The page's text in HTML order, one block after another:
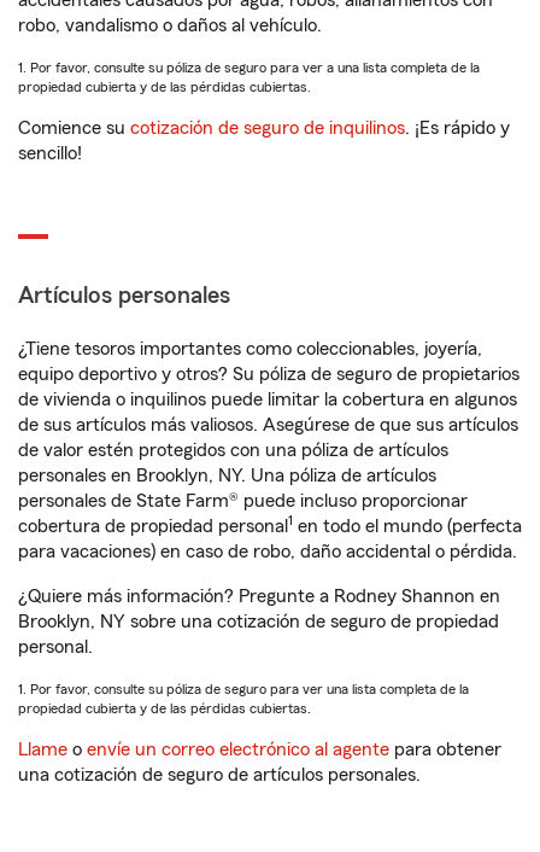
robo, vandalismo o daños al vehículo.
1. Por favor, consulte su póliza de seguro para ver a una lista completa de la
propiedad cubierta y de las pérdidas cubiertas.
Comience su cotización de seguro de inquilinos. ¡Es rápido y
sencillo!
Artículos personales
¿Tiene tesoros importantes como coleccionables, joyería,
equipo deportivo y otros? Su póliza de seguro de propietarios
de vivienda o inquilinos puede limitar la cobertura en algunos
de sus artículos más valiosos. Asegúrese de que sus artículos
de valor estén protegidos con una póliza de artículos
personales en Brooklyn, NY. Una póliza de artículos
personales de State Farm® puede incluso proporcionar
cobertura de propiedad personal 1 en todo el mundo (perfecta
para vacaciones) en caso de robo, daño accidental o pérdida.
¿Quiere más información? Pregunte a Rodney Shannon en
Brooklyn, NY sobre una cotización de seguro de propiedad
personal.
1. Por favor, consulte su póliza de seguro para ver una lista completa de la
propiedad cubierta y de las pérdidas cubiertas.
Llame o envíe un correo electrónico al agente para obtener
una cotización de seguro de artículos personales.